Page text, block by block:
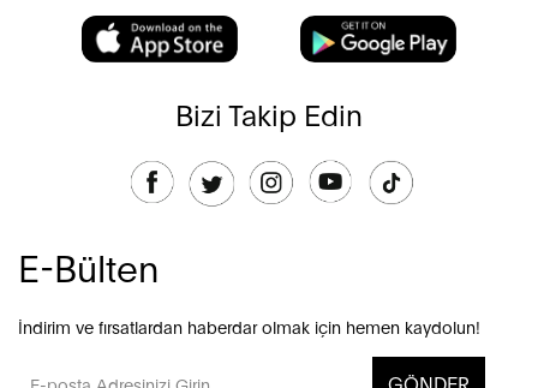
Bizi Takip Edin
E-Bülten
İndirim ve fırsatlardan haberdar olmak için hemen kaydolun!
GÖNDER